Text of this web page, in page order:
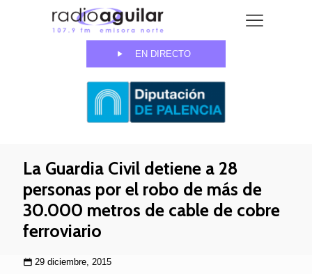
EN DIRECTO
La Guardia Civil detiene a 28
personas por el robo de más de
30.000 metros de cable de cobre
ferroviario
29 diciembre, 2015